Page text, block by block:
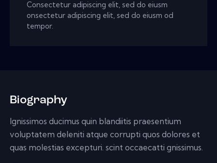
Consectetur adipiscing elit, sed do eiusm
onsectetur adipiscing elit, sed do eiusm od
tempor.
Biography
Ignissimos ducimus quin blandiitis praesentium
voluptatem deleniti atque corrupti quos dolores et
quas molestias excepturi. scint occaecatti gnissimus.